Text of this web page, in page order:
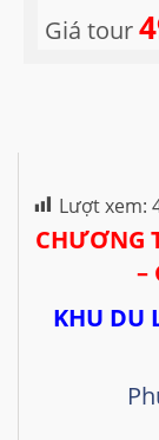
Giá tour
Lượt xem:
CHƯƠNG
–
KHU DU